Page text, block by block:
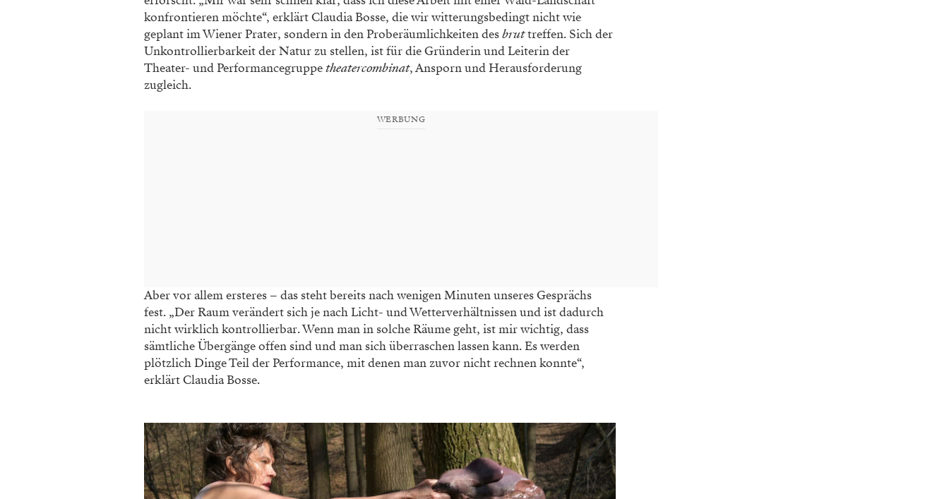
konfrontieren möchte“, erklärt Claudia Bosse, die wir witterungsbedingt nicht wie
geplant im Wiener Prater, sondern in den Proberäumlichkeiten desbruttreffen. Sich der
Unkontrollierbarkeit der Natur zu stellen, ist für die Gründerin und Leiterin der
Theater- und Performancegruppetheatercombinat, Ansporn und Herausforderung
zugleich.
WERBUNG
Aber vor allem ersteres – das steht bereits nach wenigen Minuten unseres Gesprächs
fest. „Der Raum verändert sich je nach Licht- und Wetterverhältnissen und ist dadurch
nicht wirklich kontrollierbar. Wenn man in solche Räume geht, ist mir wichtig, dass
sämtliche Übergänge offen sind und man sich überraschen lassen kann. Es werden
plötzlich Dinge Teil der Performance, mit denen man zuvor nicht rechnen konnte“,
erklärt Claudia Bosse.